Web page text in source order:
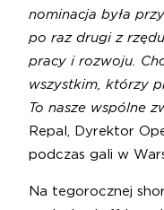
nominacja była
po raz drugi z
pracy i rozwoju.
wszystkim, którzy
To nasze wspólne
Repal, Dyrektor
podczas gali w
Na tegorocznej